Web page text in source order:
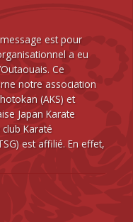
est pour
a eu
Ce
notre association
(AKS) et
Japan Karate
Karaté
est affilié. En effet,